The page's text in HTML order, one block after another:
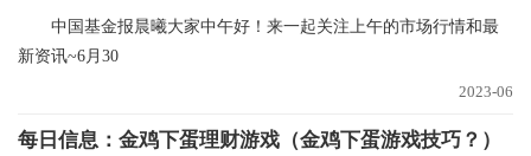
中国基金报晨曦大家中午好！来一起关注上午的市场行情和最
新资讯~6月30
2023-06
每日信息：金鸡下蛋理财游戏（金鸡下蛋游戏技巧？）